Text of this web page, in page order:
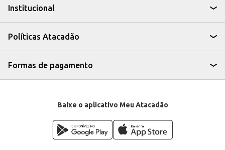
Institucional
Políticas Atacadão
Formas de pagamento
Baixe o aplicativo Meu Atacadão